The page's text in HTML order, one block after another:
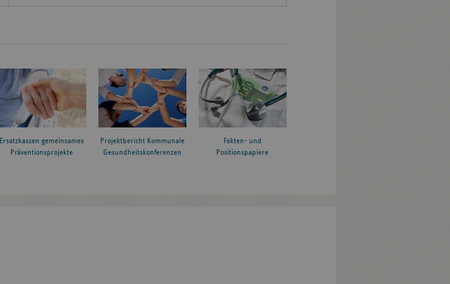
Ersatzkassen gemeinsames
Präventionsprojekte
Projektbericht Kommunale
Gesundheitskonferenzen
Fakten- und
Positionspapiere